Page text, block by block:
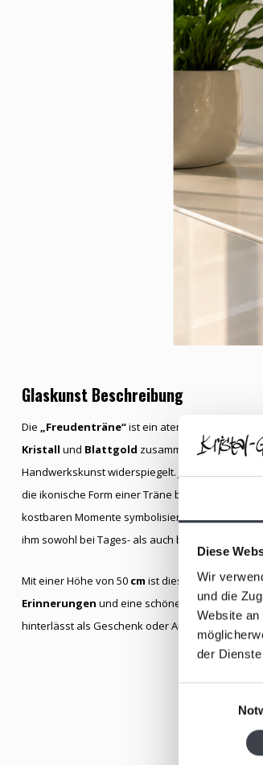
Diese
Wir
und die
Website
der
Glaskunst Beschreibung
Die „Freudenträne“ist ein atemberaubendes,
Kristall und Blattgold zusammentreffen,
Handwerkskunst widerspiegelt. Jede
die ikonische Form einer Träne bilden. Der
kostbaren Momente symbolisiert, die dem
ihm sowohl bei Tages- als auch bei Kunstlicht
Mit einer Höhe von 50 cm ist dieses exklusive
Erinnerungen und eine schöne Ergänzung für
hinterlässt als Geschenk oder Ausstellungsstück